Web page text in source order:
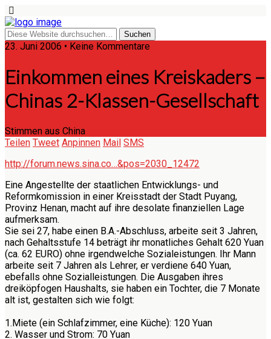
23. Juni 2006 • Keine Kommentare
Einkommen eines Kreiskaders –
Chinas 2-Klassen-Gesellschaft
Stimmen aus China
Teilen Tweet Anpinnen Mail SMS
http://forum.news.sina.co…&pos=2030_12472
Eine Angestellte der staatlichen Entwicklungs- und
Reformkomission in einer Kreisstadt der Stadt Puyang,
Provinz Henan, macht auf ihre desolate finanziellen Lage
aufmerksam.
Sie sei 27, habe einen B.A.-Abschluss, arbeite seit 3 Jahren,
nach Gehaltsstufe 14 beträgt ihr monatliches Gehalt 620 Yuan
(ca. 62 EURO) ohne irgendwelche Sozialeistungen. Ihr Mann
arbeite seit 7 Jahren als Lehrer, er verdiene 640 Yuan,
ebefalls ohne Sozialleistungen. Die Ausgaben ihres
dreiköpfogen Haushalts, sie haben ein Tochter, die 7 Monate
alt ist, gestalten sich wie folgt:
1.Miete (ein Schlafzimmer, eine Küche): 120 Yuan
2. Wasser und Strom: 70 Yuan